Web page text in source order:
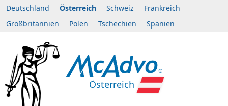
Deutschland Österreich Schweiz
Frankreich
Großbritannien
Polen Tschechien Spanien
Österreich